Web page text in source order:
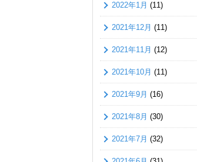
2022年1月 (11)
2021年12月 (11)
2021年11月 (12)
2021年10月 (11)
2021年9月 (16)
2021年8月 (30)
2021年7月 (32)